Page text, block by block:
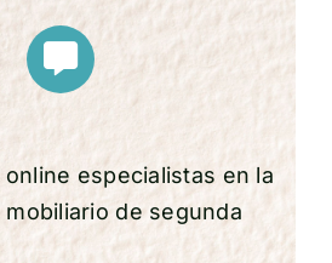
especialistas en la
de segunda